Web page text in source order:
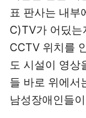
표 판사는 내부
C)TV가 어딨는
CCTV 위치를
도 시설이 영상
들 바로 위에서
남성장애인들